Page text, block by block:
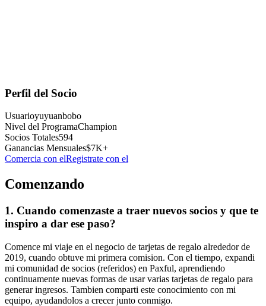
Perfil del Socio
Usuarioyuyuanbobo
Nivel del ProgramaChampion
Socios Totales594
Ganancias Mensuales$7K+
Comercia con elRegistrate con el
Comenzando
1. Cuando comenzaste a traer nuevos socios y que te
inspiro a dar ese paso?
Comence mi viaje en el negocio de tarjetas de regalo alrededor de
2019, cuando obtuve mi primera comision. Con el tiempo, expandi
mi comunidad de socios (referidos) en Paxful, aprendiendo
continuamente nuevas formas de usar varias tarjetas de regalo para
generar ingresos. Tambien comparti este conocimiento con mi
equipo, ayudandolos a crecer junto conmigo.